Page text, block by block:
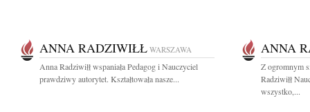
ANNA RADZIWIŁŁ WARSZAWA
Anna Radziwiłł wspaniała Pedagog i Nauczyciel
prawdziwy autorytet. Kształtowała nasze...
ANNA
Z ogromnym
Radziwiłł
wszystko,...